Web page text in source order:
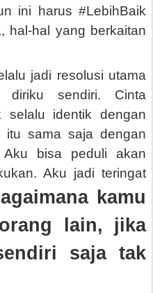
ini harus #LebihBaik
hal-hal yang berkaitan
jadi resolusi utama
diriku sendiri. Cinta
selalu identik dengan
itu sama saja dengan
bisa peduli akan
Aku jadi teringat
kamu
lain, jika
saja tak